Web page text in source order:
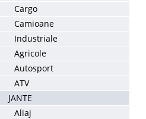
Cargo
Camioane
Industriale
Agricole
Autosport
ATV
JANTE
Aliaj